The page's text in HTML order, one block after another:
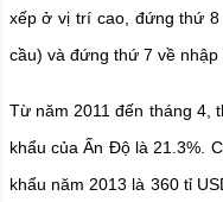
xếp ở vị trí cao, đứng thứ 8
cầu) và đứng thứ 7 về
Từ năm 2011 đến tháng 4,
khẩu của Ấn Độ là 21.3%.
khẩu năm 2013 là 360 tỉ